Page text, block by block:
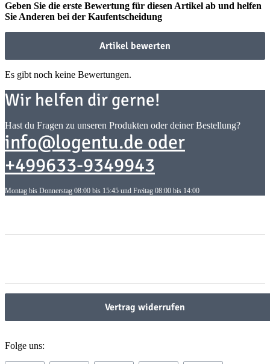
Geben Sie die erste Bewertung für diesen Artikel ab und helfen
Sie Anderen bei der Kaufentscheidung
Artikel bewerten
Es gibt noch keine Bewertungen.
Wir helfen dir gerne!
Hast du Fragen zu unseren Produkten oder deiner Bestellung?
info@logentu.de oder
+499633-9349943
Montag bis Donnerstag 08:00 bis 15:45 und Freitag 08:00 bis 14:00
Vertrag widerrufen
Folge uns: